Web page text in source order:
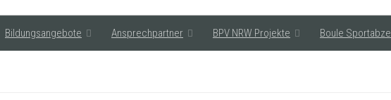
Bildungsangebote Ansprechpartner BPV NRW Projekte Boule